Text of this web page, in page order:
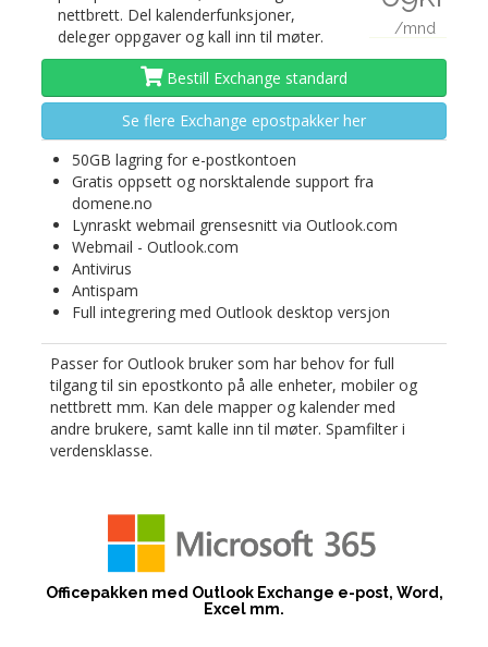
nettbrett. Del kalenderfunksjoner,
deleger oppgaver og kall inn til møter.
/mnd
Bestill Exchange standard
Se flere Exchange epostpakker her
50GB lagring for e-postkontoen
Gratis oppsett og norsktalende support fra
domene.no
Lynraskt webmail grensesnitt via Outlook.com
Webmail - Outlook.com
Antivirus
Antispam
Full integrering med Outlook desktop versjon
Passer for Outlook bruker som har behov for full
tilgang til sin epostkonto på alle enheter, mobiler og
nettbrett mm. Kan dele mapper og kalender med
andre brukere, samt kalle inn til møter. Spamfilter i
verdensklasse.
Officepakken med Outlook Exchange e-post, Word,
Excel mm.